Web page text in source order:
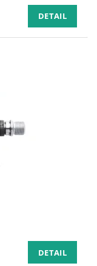
DETAIL
DETAIL